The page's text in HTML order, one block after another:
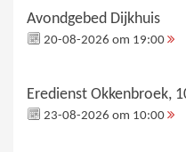
Avondgebed Dijkhuis
20-08-2026 om 19:00
Eredienst Okkenbroek,
23-08-2026 om 10:00